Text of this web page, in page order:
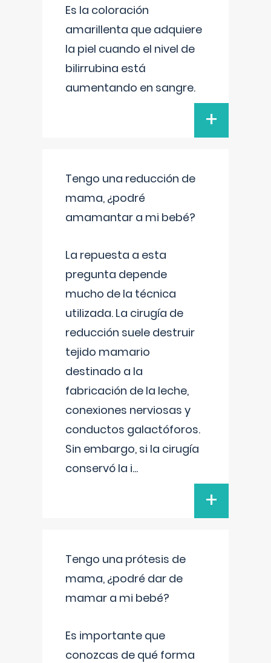
Es la coloración
amarillenta que adquiere
la piel cuando el nivel de
bilirrubina está
aumentando en sangre.
+
Tengo una reducción de
mama, ¿podré
amamantar a mi bebé?
La repuesta a esta
pregunta depende
mucho de la técnica
utilizada. La cirugía de
reducción suele destruir
tejido mamario
destinado a la
fabricación de la leche,
conexiones nerviosas y
conductos galactóforos.
Sin embargo, si la cirugía
conservó la i...
+
Tengo una prótesis de
mama, ¿podré dar de
mamar a mi bebé?
Es importante que
conozcas de qué forma